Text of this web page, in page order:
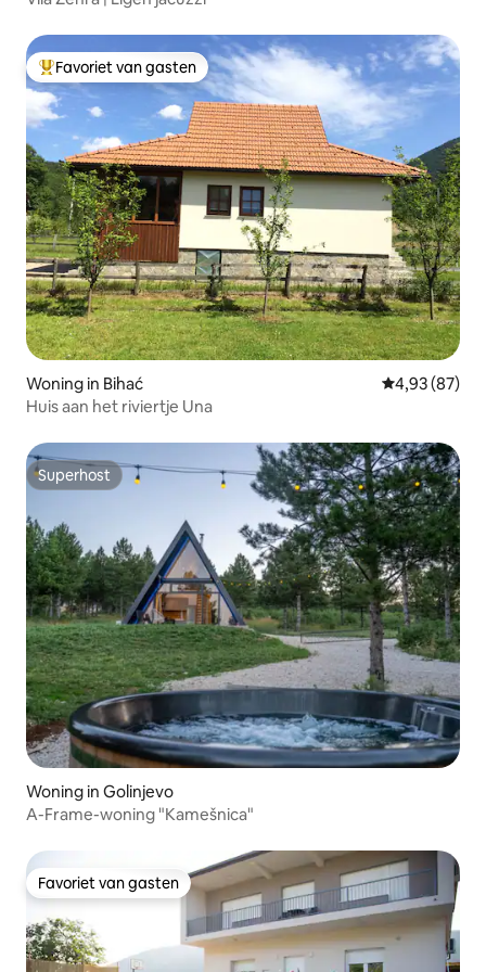
Topfavoriet van gasten
Favoriet van gasten
Woning in Bihać Gemiddelde
4,93 (87)
Huis aan het riviertje Una
Superhost
Superhost
Woning in Golinjevo
A-Frame-woning "Kamešnica"
Favoriet van gasten
Favoriet van gasten